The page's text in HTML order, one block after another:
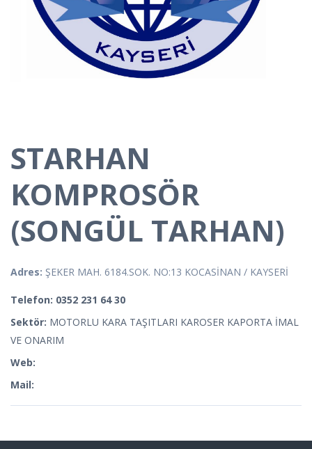
STARHAN
KOMPROSÖR
(SONGÜL TARHAN)
Adres: ŞEKER MAH. 6184.SOK. NO:13 KOCASİNAN / KAYSERİ
Telefon: 0352 231 64 30
Sektör: MOTORLU KARA TAŞITLARI KAROSER KAPORTA İMAL
VE ONARIM
Web:
Mail: